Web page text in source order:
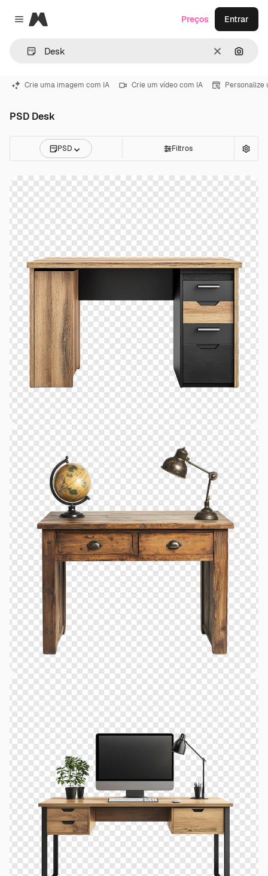
Close menu
Magnific
Limpar
Preços Entrar
Crie uma imagem com IA Crie um vídeo com IA Personalize
PSD Desk
PSD Filtros